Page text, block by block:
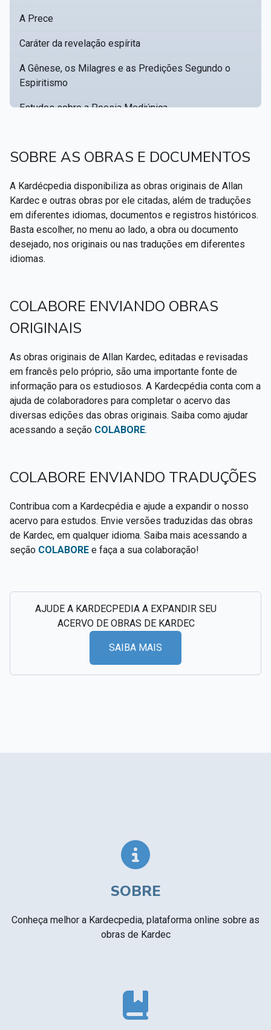
A Prece
Caráter da revelação espírita
A Gênese, os Milagres e as Predições Segundo o
Espiritismo
Estudos sobre a Poesia Mediúnica
Hippolyte Léon Denizard Rivail
Textos citados em O Livro dos Médiuns
CSI - Imagens e registros históricos do espiritismo
SOBRE AS OBRAS E DOCUMENTOS
A Kardécpedia disponibiliza as obras originais de Allan
Kardec e outras obras por ele citadas, além de traduções
em diferentes idiomas, documentos e registros históricos.
Basta escolher, no menu ao lado, a obra ou documento
desejado, nos originais ou nas traduções em diferentes
idiomas.
COLABORE ENVIANDO OBRAS
ORIGINAIS
As obras originais de Allan Kardec, editadas e revisadas
em francês pelo próprio, são uma importante fonte de
informação para os estudiosos. A Kardecpédia conta com a
ajuda de colaboradores para completar o acervo das
diversas edições das obras originais. Saiba como ajudar
acessando a seção COLABORE.
COLABORE ENVIANDO TRADUÇÕES
Contribua com a Kardecpédia e ajude a expandir o nosso
acervo para estudos. Envie versões traduzidas das obras
de Kardec, em qualquer idioma. Saiba mais acessando a
seção COLABORE e faça a sua colaboração!
AJUDE A KARDECPEDIA A EXPANDIR SEU
ACERVO DE OBRAS DE KARDEC
SAIBA MAIS
SOBRE
Conheça melhor a Kardecpedia, plataforma online sobre as
obras de Kardec